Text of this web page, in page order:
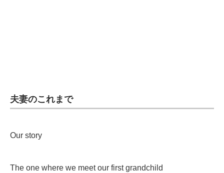
企業向けIT製品の総合サイト
製造業のIT導入・活用を支援
モノづくり技術者専門サイト
夫妻のこれまで
Our story
The one where we meet our first grandchild